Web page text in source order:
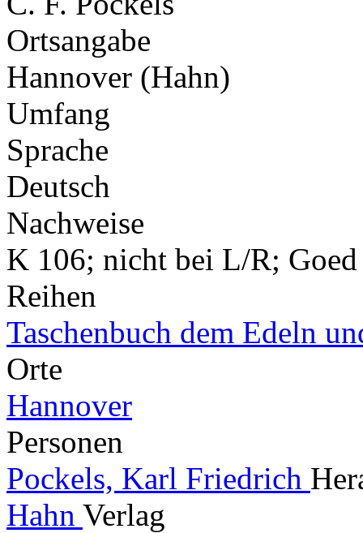
Ortsangabe
Hannover (Hahn)
Umfang
Sprache
Deutsch
Nachweise
K 106; nicht bei L/R;
Reihen
Taschenbuch dem Edeln
Orte
Hannover
Personen
Pockels, Karl Friedrich
Hahn Verlag